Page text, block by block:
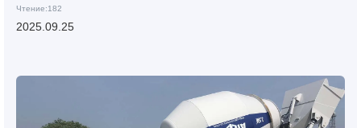
Чтение:182
2025.09.25